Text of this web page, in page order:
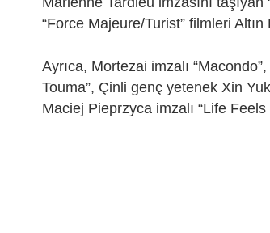
“Force Majeure/Turist” filmleri
Ayrıca, Mortezai imzalı
Touma”, Çinli genç yetenek Xin
Maciej Pieprzyca imzalı “Life